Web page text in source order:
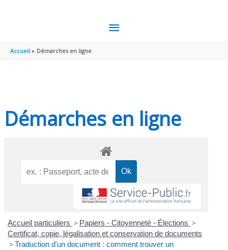
MENU
Accueil Démarches en ligne
Démarches en ligne
Accueil particuliers > Papiers - Citoyenneté - Élections >
Certificat, copie, légalisation et conservation de documents
> Traduction d'un document : comment trouver un